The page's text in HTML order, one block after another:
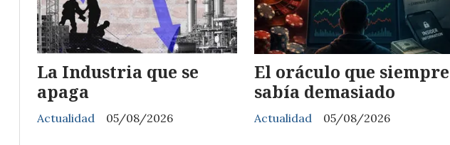
La Industria que se
apaga
Actualidad 05/08/2026
El oráculo que siempre
sabía demasiado
Actualidad 05/08/2026